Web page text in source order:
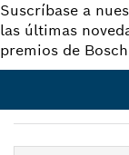
Suscríbase a
las últimas
premios de